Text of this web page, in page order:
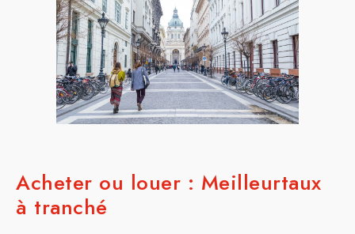
Acheter ou louer : Meilleurtaux
à tranché